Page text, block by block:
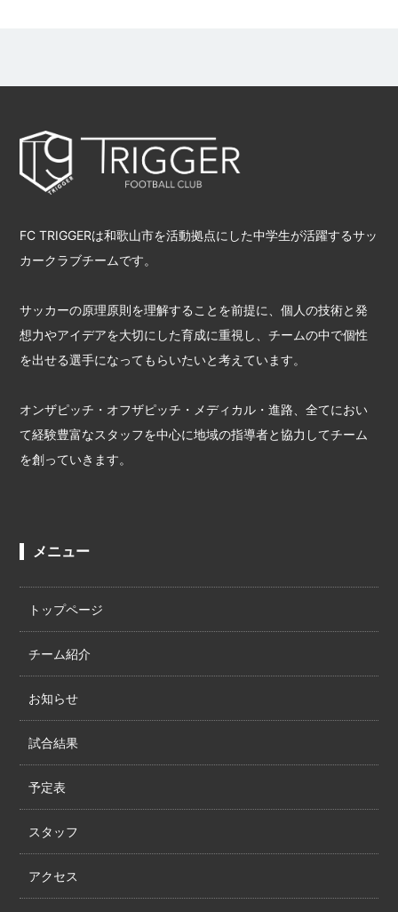
FC TRIGGERは和歌山市を活動拠点にした中学生が活躍するサッ
カークラブチームです。
サッカーの原理原則を理解することを前提に、個人の技術と発
想力やアイデアを大切にした育成に重視し、チームの中で個性
を出せる選手になってもらいたいと考えています。
オンザピッチ・オフザピッチ・メディカル・進路、全てにおい
て経験豊富なスタッフを中心に地域の指導者と協力してチーム
を創っていきます。
メニュー
トップページ
チーム紹介
お知らせ
試合結果
予定表
スタッフ
アクセス